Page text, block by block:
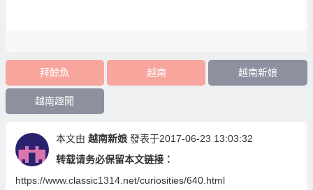
拜鯨魚 越南 越南新娘
越南趣聞
本文由 越南新娘 發表于2017-06-23 13:03:32
转载请务必保留本文链接：
https://www.classic1314.net/curiosities/640.html